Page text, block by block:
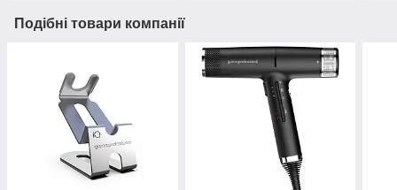
Подібні товари компанії